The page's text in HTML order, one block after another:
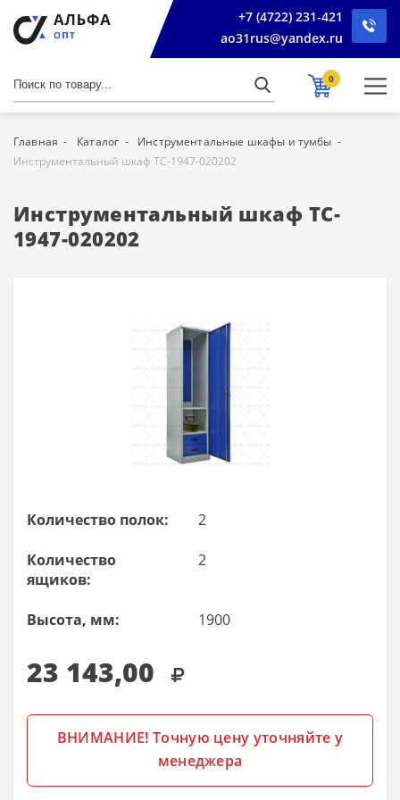
+7 (4722) 231-421
ao31rus@yandex.ru
0
Главная Каталог
Инструментальные шкафы и тумбы
Инструментальный шкаф TC-1947-020202
Инструментальный шкаф TC-
1947-020202
Количество полок: 2
Количество
ящиков:
2
Высота, мм: 1900
23 143,00
ВНИМАНИЕ! Точную цену уточняйте у
менеджера